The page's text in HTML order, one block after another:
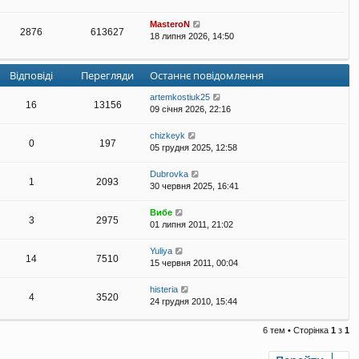
2876 613627
MasteroN
18 липня 2026, 14:50
Відповіді Перегляди Останнє повідомлення
16 13156
artemkostiuk25
09 січня 2026, 22:16
0 197
chizkeyk
05 грудня 2025, 12:58
1 2093
Dubrovka
30 червня 2025, 16:41
3 2975
Вибе
01 липня 2011, 21:02
14 7510
Yuliya
15 червня 2011, 00:04
4 3520
histeria
24 грудня 2010, 15:44
6 тем • Сторінка 1 з 1